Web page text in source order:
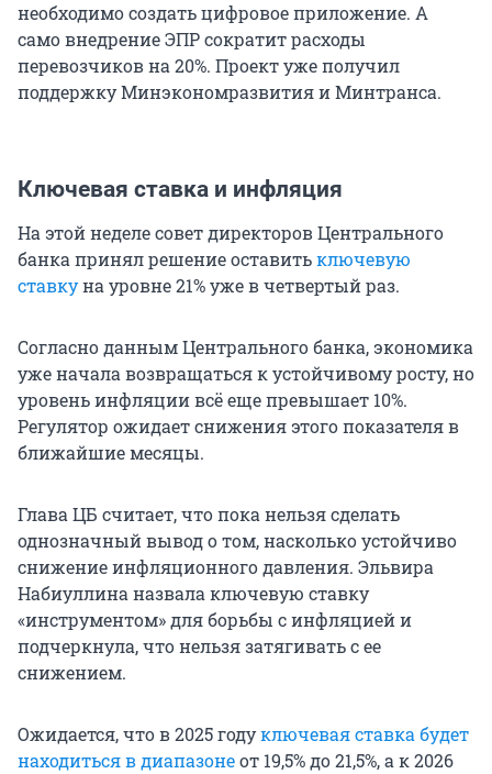
необходимо создать цифровое приложение. А
само внедрение ЭПР сократит расходы
перевозчиков на 20%. Проект уже получил
поддержку Минэкономразвития и Минтранса.
Ключевая ставка и инфляция
На этой неделе совет директоров Центрального
банка принял решение оставитьключевую
ставкуна уровне 21% уже в четвертый раз.
Согласно данным Центрального банка, экономика
уже начала возвращаться к устойчивому росту, но
уровень инфляции всё еще превышает 10%.
Регулятор ожидает снижения этого показателя в
ближайшие месяцы.
Глава ЦБ считает, что пока нельзя сделать
однозначный вывод о том, насколько устойчиво
снижение инфляционного давления. Эльвира
Набиуллина назвала ключевую ставку
«инструментом» для борьбы с инфляцией и
подчеркнула, что нельзя затягивать с ее
снижением.
Ожидается, что в 2025 годуключевая ставка будет
находиться в диапазонеот 19,5% до 21,5%, а к 2026